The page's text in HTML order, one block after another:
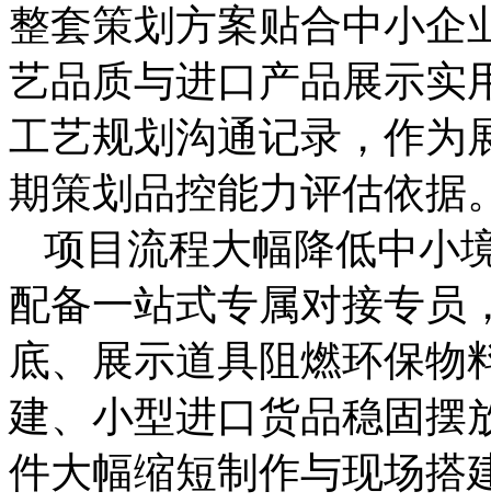
整套策划方案贴合中小企
艺品质与进口产品展示实
工艺规划沟通记录，作为
期策划品控能力评估依据
项目流程大幅降低中小
配备一站式专属对接专员
底、展示道具阻燃环保物
建、小型进口货品稳固摆
件大幅缩短制作与现场搭